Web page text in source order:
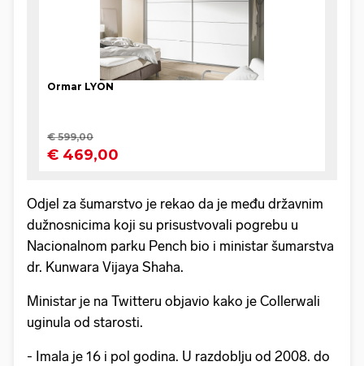
Odjel za šumarstvo je rekao da je među državnim
dužnosnicima koji su prisustvovali pogrebu u
Nacionalnom parku Pench bio i ministar šumarstva
dr. Kunwara Vijaya Shaha.
Ministar je na Twitteru objavio kako je Collerwali
uginula od starosti.
- Imala je 16 i pol godina. U razdoblju od 2008. do